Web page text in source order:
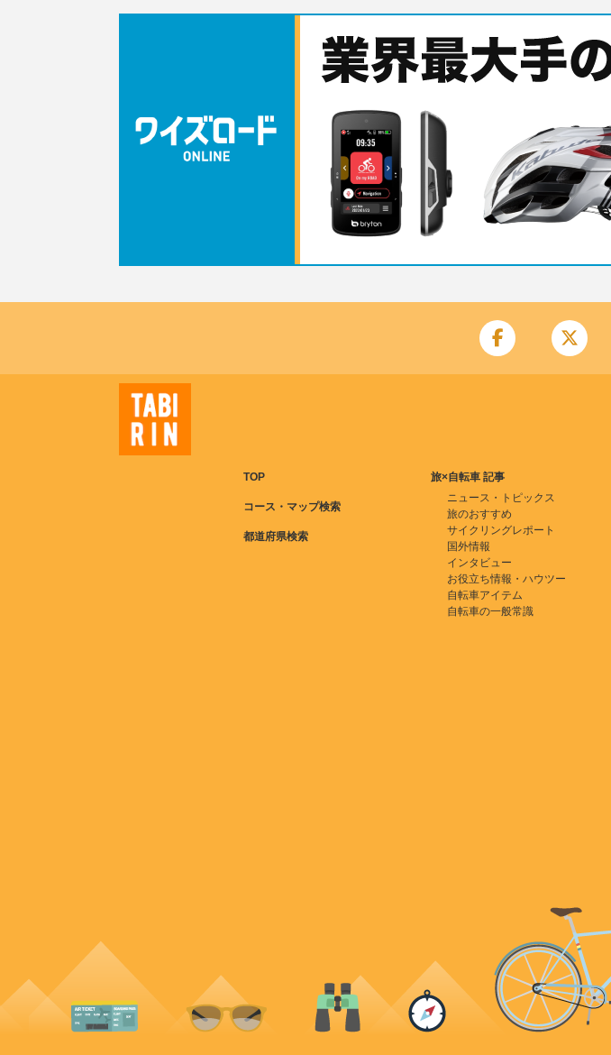
TOP
コース・マップ検索
都道府県検索
旅×自転車 記事
ニュース・トピックス
旅のおすすめ
サイクリングレポート
国外情報
インタビュー
お役立ち情報・ハウツー
自転車アイテム
自転車の一般常識